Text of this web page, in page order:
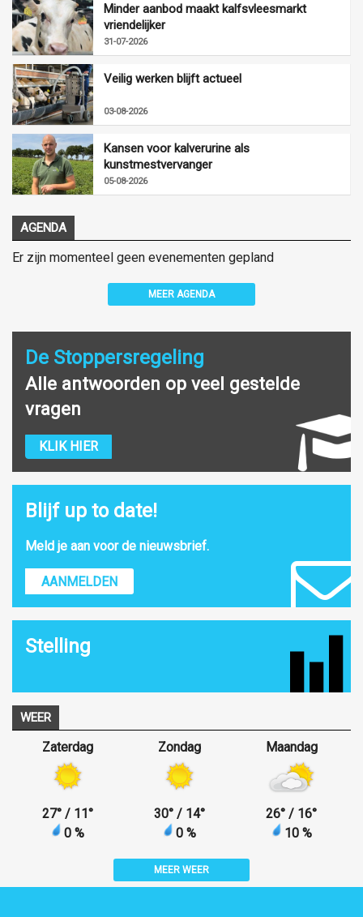
Minder aanbod maakt kalfsvleesmarkt
vriendelijker
31-07-2026
Veilig werken blijft actueel
03-08-2026
Kansen voor kalverurine als
kunstmestvervanger
05-08-2026
AGENDA
Er zijn momenteel geen evenementen gepland
MEER AGENDA
De Stoppersregeling
Alle antwoorden op veel gestelde
vragen
KLIK HIER
Blijf up to date!
Meld je aan voor de nieuwsbrief.
AANMELDEN
Stelling
WEER
Zaterdag
27° / 11°
0 %
Zondag
30° / 14°
0 %
Maandag
26° / 16°
10 %
MEER WEER